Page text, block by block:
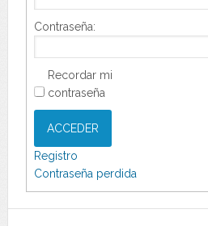
Contraseña:
Recordar mi
contraseña
ACCEDER
Registro
Contraseña perdida